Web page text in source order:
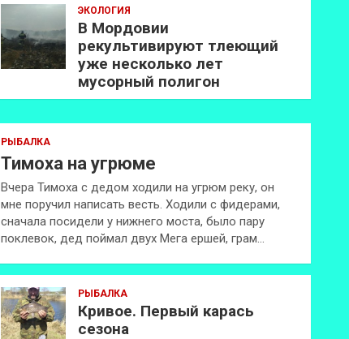
ЭКОЛОГИЯ
В Мордовии
рекультивируют тлеющий
уже несколько лет
мусорный полигон
РЫБАЛКА
Тимоха на угрюме
Вчера Тимоха с дедом ходили на угрюм реку, он
мне поручил написать весть. Ходили с фидерами,
сначала посидели у нижнего моста, было пару
поклевок, дед поймал двух Мега ершей, грам…
РЫБАЛКА
Кривое. Первый карась
сезона